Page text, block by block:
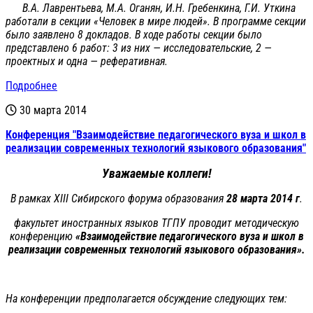
В.А. Лаврентьева, М.А. Оганян, И.Н. Гребенкина, Г.И. Уткина
работали в секции «Человек в мире людей». В программе секции
было заявлено 8 докладов. В ходе работы секции было
представлено 6 работ: 3 из них — исследовательские, 2 —
проектных и одна — реферативная.
Подробнее
30 марта 2014
Конференция "Взаимодействие педагогического вуза и школ в
реализации современных технологий языкового образования"
Уважаемые коллеги!
В рамках XIII Сибирского форума образования 28 марта 2014 г.
факультет иностранных языков ТГПУ проводит методическую
конференцию «Взаимодействие педагогического вуза и школ в
реализации современных технологий языкового образования».
На конференции предполагается обсуждение следующих тем: